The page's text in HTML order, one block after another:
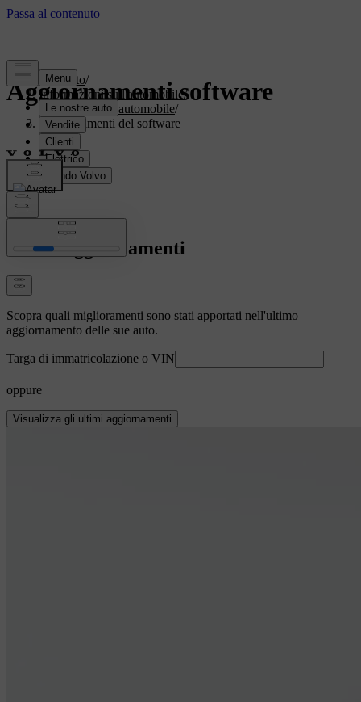
Supporto/
Informazioni sull'automobile/
Software dell'automobile/
Aggiornamenti del software
Aggiornamenti software
Ultimi aggiornamenti
Scopra quali miglioramenti sono stati apportati nell'ultimo
aggiornamento delle sue auto.
Targa di immatricolazione o VIN
oppure
Visualizza gli ultimi aggiornamenti